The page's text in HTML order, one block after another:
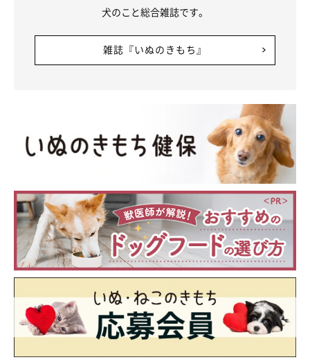
犬のこと総合雑誌です。
雑誌『いぬのきもち』